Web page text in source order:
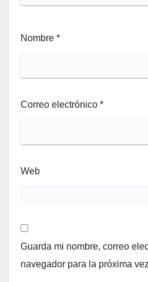
Nombre *
Correo electrónico *
Web
Guarda mi nombre, correo
navegador para la próxima